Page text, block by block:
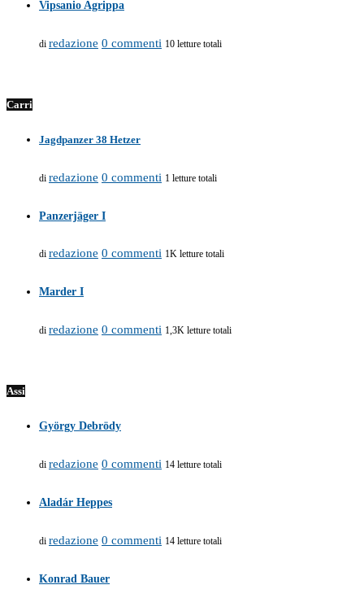
Vipsanio Agrippa
di redazione 0 commenti 10 letture totali
Carri
Jagdpanzer 38 Hetzer
di redazione 0 commenti 1 letture totali
Panzerjäger I
di redazione 0 commenti 1K letture totali
Marder I
di redazione 0 commenti 1,3K letture totali
Assi
György Debrödy
di redazione 0 commenti 14 letture totali
Aladár Heppes
di redazione 0 commenti 14 letture totali
Konrad Bauer